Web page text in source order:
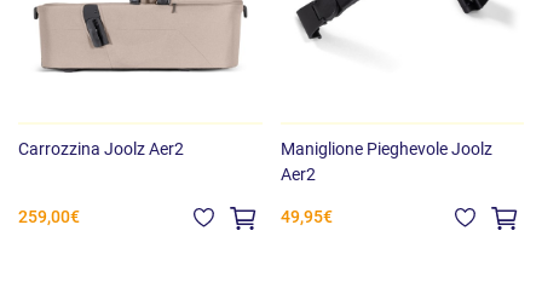
Carrozzina Joolz Aer2
259,00€
Maniglione Pieghevole Joolz
Aer2
49,95€